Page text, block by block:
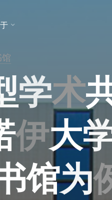
学术
伊大
馆为